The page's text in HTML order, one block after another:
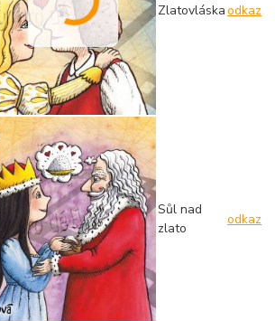
Zlatovláskaodkaz
Sůl nad
zlato
odkaz